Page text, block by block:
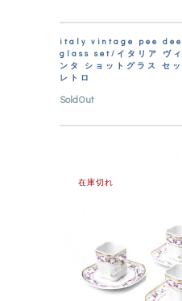
italy vintage pee
glass set/イタリア ヴィ
ンタ ショットグラス セ
レトロ
SoldOut
在庫切れ